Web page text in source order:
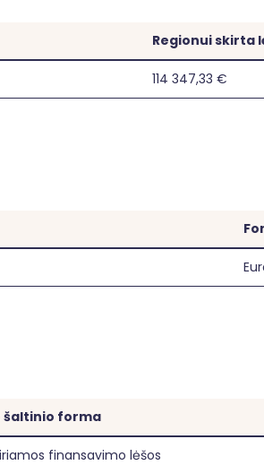
nebus pažeidžiami nustatyti
Regionui skirta
114 347,33 €
šaltinio forma
finansavimo lėšos